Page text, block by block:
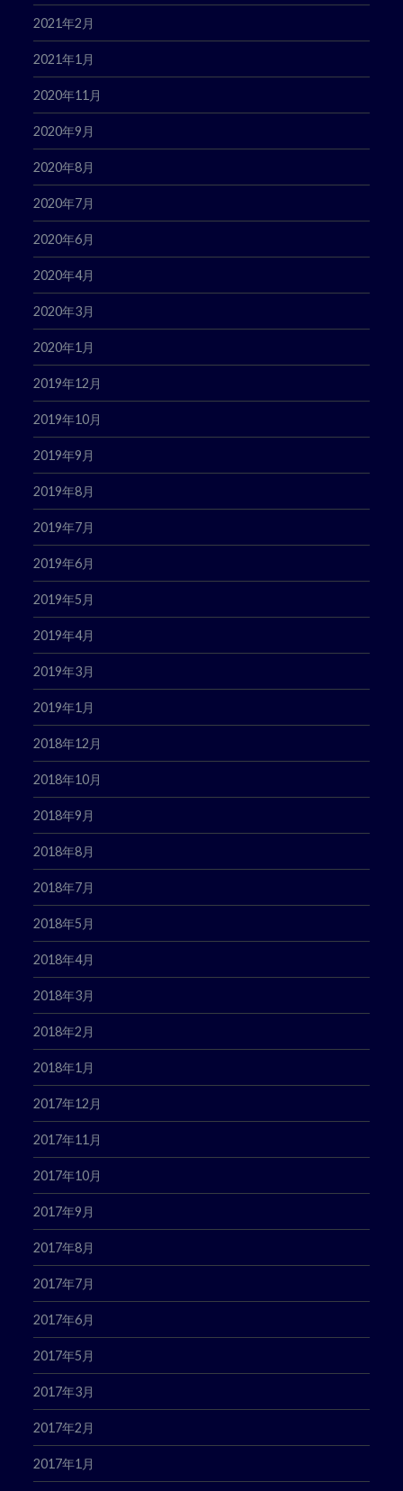
2021年2月
2021年1月
2020年11月
2020年9月
2020年8月
2020年7月
2020年6月
2020年4月
2020年3月
2020年1月
2019年12月
2019年10月
2019年9月
2019年8月
2019年7月
2019年6月
2019年5月
2019年4月
2019年3月
2019年1月
2018年12月
2018年10月
2018年9月
2018年8月
2018年7月
2018年5月
2018年4月
2018年3月
2018年2月
2018年1月
2017年12月
2017年11月
2017年10月
2017年9月
2017年8月
2017年7月
2017年6月
2017年5月
2017年3月
2017年2月
2017年1月